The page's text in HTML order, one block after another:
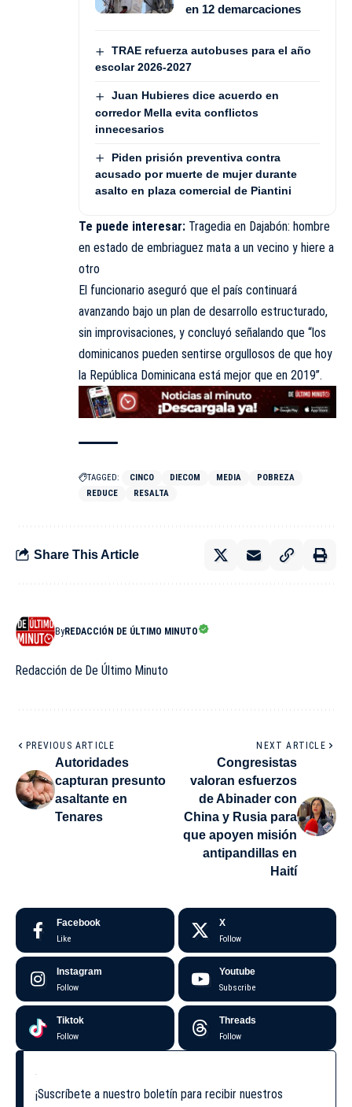
en 12 demarcaciones
TRAE refuerza autobuses para el año
escolar 2026-2027
Juan Hubieres dice acuerdo en
corredor Mella evita conflictos
innecesarios
Piden prisión preventiva contra
acusado por muerte de mujer durante
asalto en plaza comercial de Piantini
Te puede interesar: Tragedia en Dajabón: hombre
en estado de embriaguez mata a un vecino y hiere a
otro
El funcionario aseguró que el país continuará
avanzando bajo un plan de desarrollo estructurado,
sin improvisaciones, y concluyó señalando que “los
dominicanos pueden sentirse orgullosos de que hoy
la República Dominicana está mejor que en 2019”.
TAGGED: CINCO DIECOM MEDIA
POBREZA
REDUCE
RESALTA
Share This Article
ByREDACCIÓN DE ÚLTIMO MINUTO
Redacción de De Último Minuto
PREVIOUS ARTICLE
Autoridades
capturan presunto
asaltante en
Tenares
NEXT ARTICLE
Congresistas
valoran esfuerzos
de Abinader con
China y Rusia para
que apoyen misión
antipandillas en
Haití
Facebook
Like
X
Follow
Instagram
Follow
Youtube
Subscribe
Tiktok
Follow
Threads
Follow
¡Suscríbete a nuestro boletín para recibir nuestros